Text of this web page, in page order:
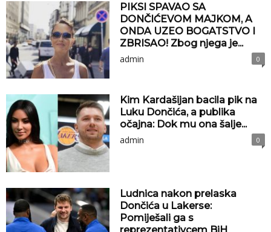
PIKSI SPAVAO SA
DONČIĆEVOM MAJKOM, A
ONDA UZEO BOGATSTVO I
ZBRISAO! Zbog njega je...
admin
0
Kim Kardašijan bacila pik na
Luku Dončića, a publika
očajna: Dok mu ona šalje...
admin
0
Ludnica nakon prelaska
Dončića u Lakerse:
Pomiješali ga s
reprezentativcem BiH